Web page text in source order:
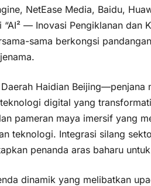
NetEase Media, Baidu,
— Inovasi Pengiklanan dan
sama berkongsi
Haidian
digital yang
pameran maya imersif yang
teknologi. Integrasi silang
penanda aras baharu
dinamik yang melibatkan